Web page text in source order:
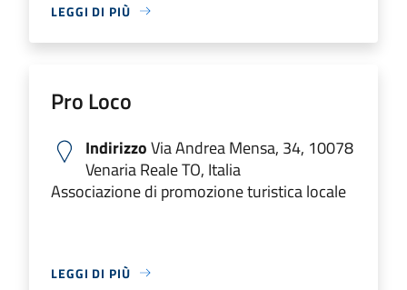
LEGGI DI PIÙ
Pro Loco
IndirizzoVia Andrea Mensa, 34, 10078
Venaria Reale TO, Italia
Associazione di promozione turistica locale
LEGGI DI PIÙ